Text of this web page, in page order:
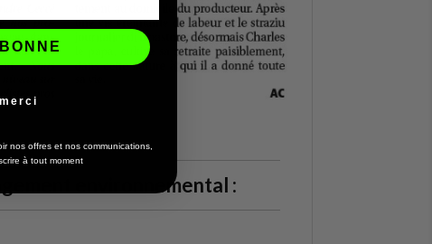
environnemental :
nos offres et nos communications,
à tout moment